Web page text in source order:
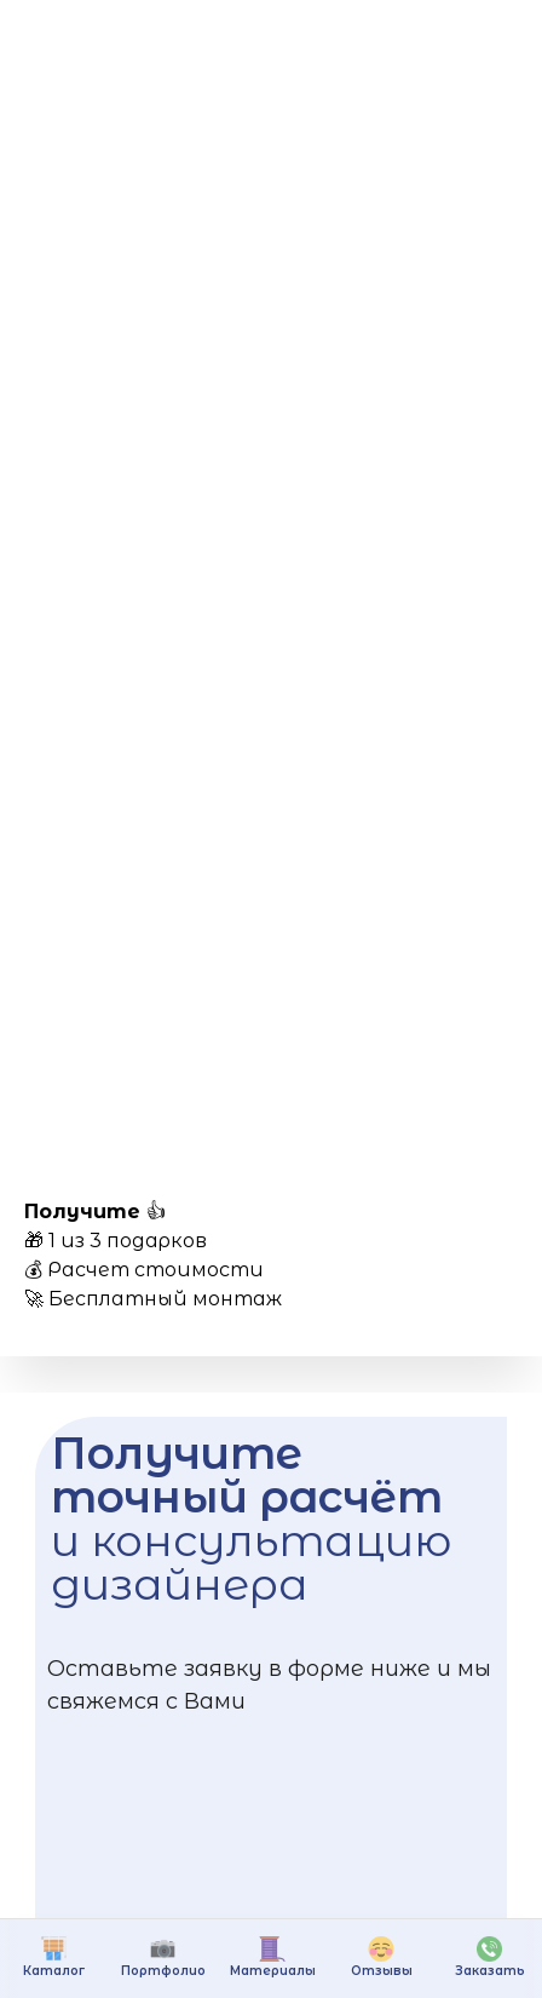
Каталог Портфолио Материалы Отзывы Заказать
Получите 👍
🎁 1 из 3 подарков
💰 Расчет стоимости
🚀 Бесплатный монтаж
Получите
точный расчёт
и консультацию
дизайнера
Оставьте заявку в форме ниже и мы
свяжемся с Вами